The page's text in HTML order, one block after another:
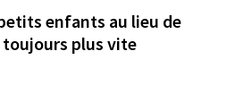
enfants au lieu de
toujours plus vite